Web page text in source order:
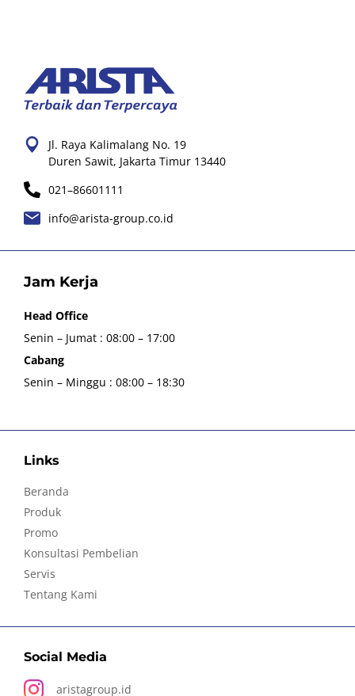
Jl. Raya Kalimalang No. 19
Duren Sawit, Jakarta Timur 13440
021–86601111
info@arista-group.co.id
Jam Kerja
Head Office
Senin – Jumat : 08:00 – 17:00
Cabang
Senin – Minggu : 08:00 – 18:30
Links
Beranda
Produk
Promo
Konsultasi Pembelian
Servis
Tentang Kami
Social Media
aristagroup.id